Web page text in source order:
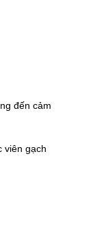
đến cảm
viên gạch